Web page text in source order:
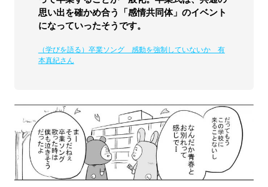
思い出を確かめ合う「感情共同体」のイベント
になっていったそうです。
（学びを語る）卒業ソング 感動を強制していないか 有
本真紀さん